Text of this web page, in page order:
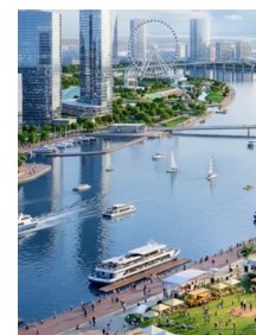
công cộng và nhà ở xã hội, các
tăng trưởng mới, mở rộng
lực cạnh tranh của đô thị lớn